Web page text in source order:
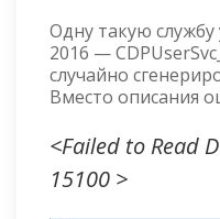
Одну такую
2016 —
случайно
Вместо описания
<Failed to Read
15100 >